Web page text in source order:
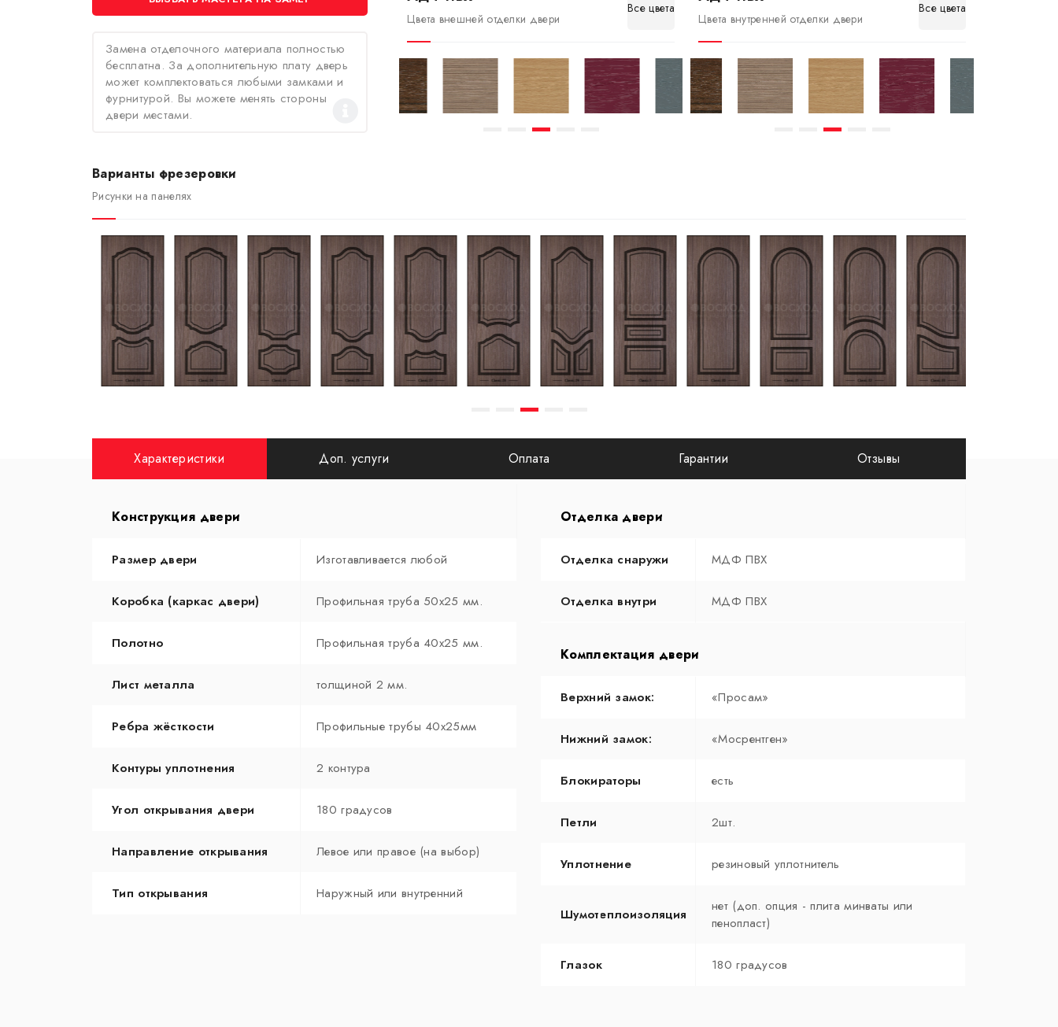
Замена отделочного материала полностью
бесплатна. За дополнительную плату дверь
может комплектоваться любыми замками и
фурнитурой. Вы можете менять стороны
двери местами.
Цвета внешней отделки двери
Все цвета
Цвета внутренней отделки двери
Все цвета
Варианты фрезеровки
Рисунки на панелях
Характеристики Доп. услуги Оплата Гарантии Отзывы
Конструкция двери
Размер двери Изготавливается любой
Коробка (каркас двери) Профильная труба 50х25 мм.
Полотно Профильная труба 40х25 мм.
Лист металла толщиной 2 мм.
Ребра жёсткости Профильные трубы 40х25мм
Контуры уплотнения 2 контура
Угол открывания двери 180 градусов
Направление открывания Левое или правое (на выбор)
Тип открывания Наружный или внутренний
Отделка двери
Отделка снаружи МДФ ПВХ
Отделка внутри МДФ ПВХ
Комплектация двери
Верхний замок: «Просам»
Нижний замок: «Мосрентген»
Блокираторы есть
Петли 2шт.
Уплотнение резиновый уплотнитель
Шумотеплоизоляция
нет (доп. опция - плита минваты или
пенопласт)
Глазок 180 градусов